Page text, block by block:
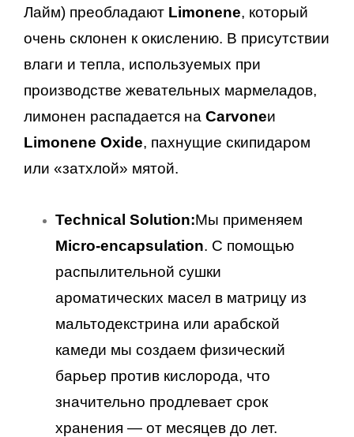
Лайм) преобладают Limonene, который
очень склонен к окислению. В присутствии
влаги и тепла, используемых при
производстве жевательных мармеладов,
лимонен распадается на Carvoneи
Limonene Oxide, пахнущие скипидаром
или «затхлой» мятой.
Technical Solution:Мы применяем
Micro-encapsulation. С помощью
распылительной сушки
ароматических масел в матрицу из
мальтодекстрина или арабской
камеди мы создаем физический
барьер против кислорода, что
значительно продлевает срок
хранения — от месяцев до лет.